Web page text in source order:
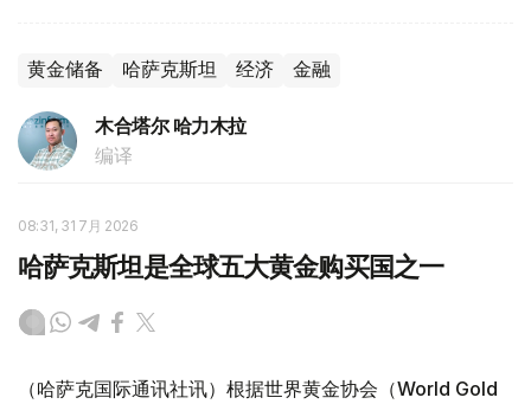
黄金储备 哈萨克斯坦 经济 金融
木合塔尔 哈力木拉
编译
08:31, 31 7月 2026
哈萨克斯坦是全球五大黄金购买国之一
（哈萨克国际通讯社讯）根据世界黄金协会（World Gold